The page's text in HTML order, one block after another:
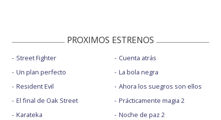
PROXIMOS ESTRENOS
Street Fighter
Un plan perfecto
Resident Evil
El final de Oak Street
Karateka
Cuenta atrás
La bola negra
Ahora los suegros son ellos
Prácticamente magia 2
Noche de paz 2